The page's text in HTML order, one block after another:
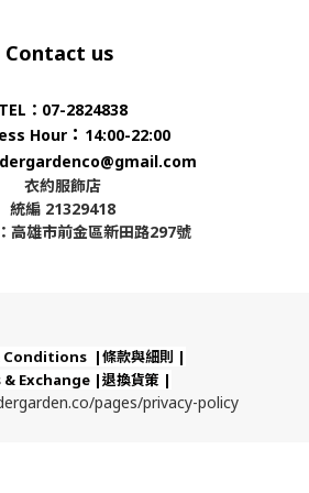
Contact us
TEL：07-2824838
Hour ： 14:00-22:00
衣約服飾店
統編 21329418
高雄市前金區新田路297號
Conditions |條款與細則 |
Exchange |退換貨策 |
pages/privacy-policy